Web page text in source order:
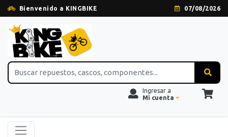
Bienvenido a KINGBIKE 07/08/2026
Ingresar a
Mi cuenta